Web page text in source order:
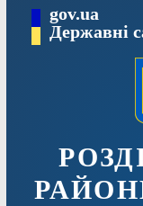
Перейтиgov.ua
Державні